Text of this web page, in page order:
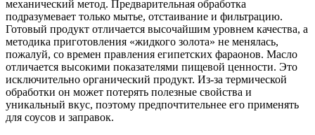
механический метод. Предварительная обработка
подразумевает только мытье, отстаивание и фильтрацию.
Готовый продукт отличается высочайшим уровнем качества, а
методика приготовления «жидкого золота» не менялась,
пожалуй, со времен правления египетских фараонов. Масло
отличается высокими показателями пищевой ценности. Это
исключительно органический продукт. Из-за термической
обработки он может потерять полезные свойства и
уникальный вкус, поэтому предпочтительнее его применять
для соусов и заправок.